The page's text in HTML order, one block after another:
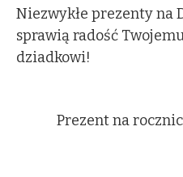
Niezwykłe prezenty na
sprawią radość
dziadkowi!
Prezent na